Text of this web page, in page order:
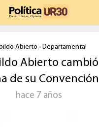
Abierto • Departamental
Abierto cambió
de su Convención
hace 7 años